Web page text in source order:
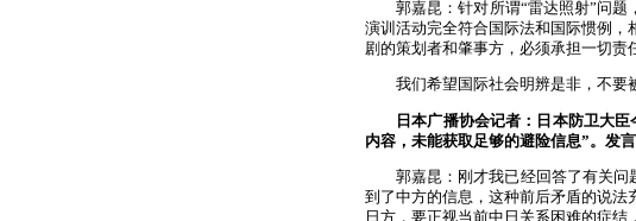
郭嘉昆：针对所谓“雷达照射”问
演训活动完全符合国际法和国际惯例
剧的策划者和肇事方，必须承担一切责
我们希望国际社会明辨是非，不要
日本广播协会记者：日本防卫大
内容，未能获取足够的避险信息”。发
郭嘉昆：刚才我已经回答了有关
到了中方的信息，这种前后矛盾的说
日方，要正视当前中日关系困难的症结